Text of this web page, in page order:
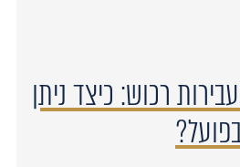
רכוש: כיצד ניתן